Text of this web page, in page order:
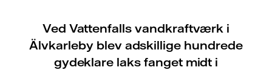
Ved Vattenfalls vandkraftværk i
Älvkarleby blev adskillige hundrede
gydeklare laks fanget midt i